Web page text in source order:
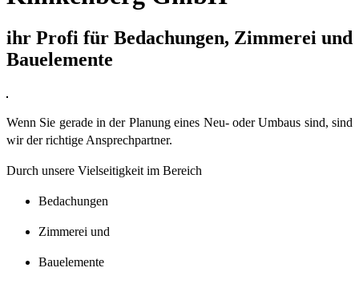
ihr Profi für Bedachungen, Zimmerei und
Bauelemente
Wenn Sie gerade in der Planung eines Neu- oder Umbaus sind, sind
wir der richtige Ansprechpartner.
Durch unsere Vielseitigkeit im Bereich
Bedachungen
Zimmerei und
Bauelemente